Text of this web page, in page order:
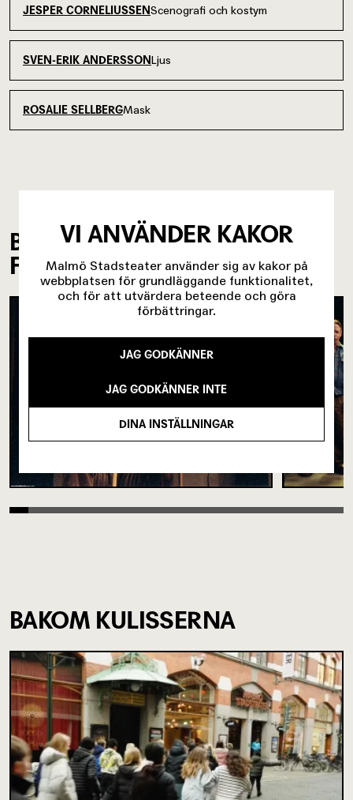
JESPER CORNELIUSSENScenografi och kostym
SVEN-ERIK ANDERSSONLjus
ROSALIE SELLBERGMask
BILDER FRÅN
FÖRESTÄLLNINGEN
BAKOM KULISSERNA
VI ANVÄNDER KAKOR
Malmö Stadsteater använder sig av kakor på
webbplatsen för grundläggande funktionalitet,
och för att utvärdera beteende och göra
förbättringar.
JAG GODKÄNNER
JAG GODKÄNNER INTE
DINA INSTÄLLNINGAR